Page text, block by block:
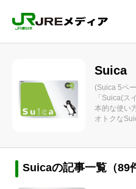
Suica
(Suica 5ペ
「Suica(ス
本的な使い
オトクな
Suicaの記事一覧（89